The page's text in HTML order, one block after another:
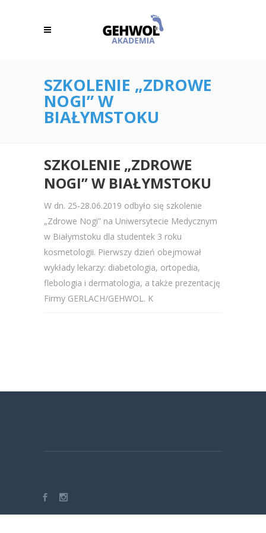
SZKOLENIE „ZDROWE
NOGI” W
BIAŁYMSTOKU
SZKOLENIE „ZDROWE
NOGI” W BIAŁYMSTOKU
W dn. 25-28.06.2019 odbyło się szkolenie
„Zdrowe Nogi” na Uniwersytecie Medycznym
w Białymstoku dla studentek 3 roku
kosmetologii. Pierwszy dzień obejmował
wykłady lekarzy: diabetologia, ortopedia,
flebologia i dermatologia, a także prezentację
Firmy GERLACH/GEHWOL. K